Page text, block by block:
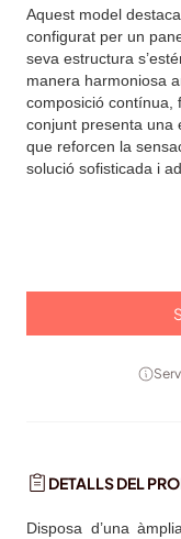
Aquest model
configurat per un
seva estructura
manera harmoniosa
composició contínua,
conjunt presenta una
que reforcen la
solució sofisticada i
DETALLS DEL
Disposa d’una